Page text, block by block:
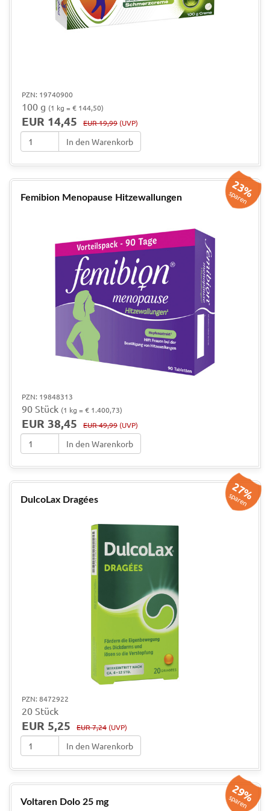
PZN: 19740900
100 g (1 kg = € 144,50)
EUR 14,45 EUR 19,99 (UVP)
In den Warenkorb
Femibion Menopause Hitzewallungen 23%
sparen
PZN: 19848313
90 Stück (1 kg = € 1.400,73)
EUR 38,45 EUR 49,99 (UVP)
In den Warenkorb
DulcoLax Dragées 27%
sparen
PZN: 8472922
20 Stück
EUR 5,25 EUR 7,24 (UVP)
In den Warenkorb
Voltaren Dolo 25 mg 29%
sparen